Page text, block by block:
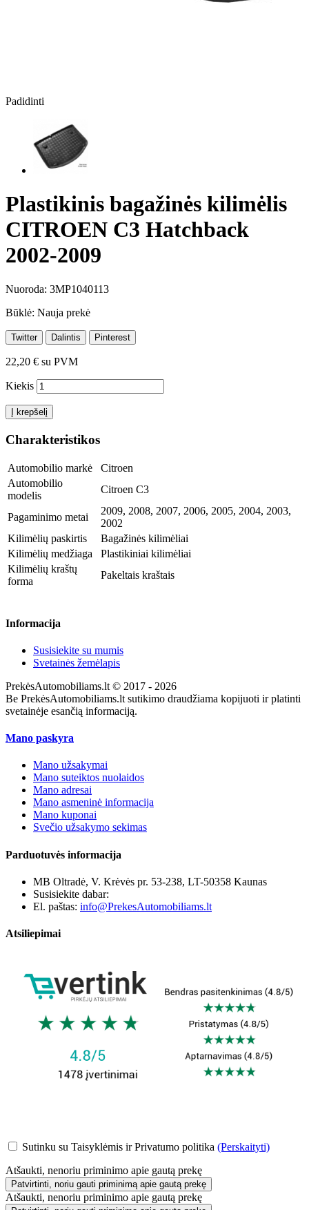
Padidinti
Plastikinis bagažinės kilimėlis
CITROEN C3 Hatchback
2002-2009
Nuoroda: 3MP1040113
Būklė: Nauja prekė
Twitter Dalintis Pinterest
22,20 € su PVM
Kiekis
Į krepšelį
Charakteristikos
Automobilio markė
Citroen
Automobilio
modelis
Citroen C3
Pagaminimo metai
2009, 2008, 2007, 2006, 2005, 2004, 2003,
2002
Kilimėlių paskirtis
Bagažinės kilimėliai
Kilimėlių medžiaga
Plastikiniai kilimėliai
Kilimėlių kraštų
forma
Pakeltais kraštais
Informacija
Susisiekite su mumis
Svetainės žemėlapis
PrekėsAutomobiliams.lt © 2017 - 2026
Be PrekėsAutomobiliams.lt sutikimo draudžiama kopijuoti ir platinti
svetainėje esančią informaciją.
Mano paskyra
Mano užsakymai
Mano suteiktos nuolaidos
Mano adresai
Mano asmeninė informacija
Mano kuponai
Svečio užsakymo sekimas
Parduotuvės informacija
MB Oltradė, V. Krėvės pr. 53-238, LT-50358 Kaunas
Susisiekite dabar:
El. paštas: info@PrekesAutomobiliams.lt
Atsiliepimai
Sutinku su Taisyklėmis ir Privatumo politika (Perskaityti)
Atšaukti, nenoriu priminimo apie gautą prekę
Patvirtinti, noriu gauti priminimą apie gautą prekę
Atšaukti, nenoriu priminimo apie gautą prekę